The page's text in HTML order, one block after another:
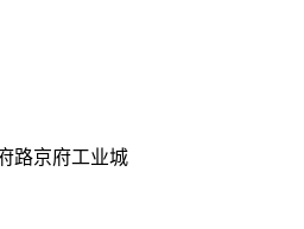
路京府工业城